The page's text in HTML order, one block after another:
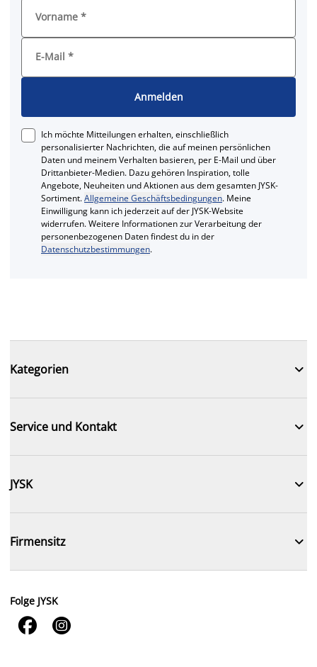
Vorname *
E-Mail *
Anmelden
Ich möchte Mitteilungen erhalten, einschließlich
personalisierter Nachrichten, die auf meinen persönlichen
Daten und meinem Verhalten basieren, per E-Mail und über
Drittanbieter-Medien. Dazu gehören Inspiration, tolle
Angebote, Neuheiten und Aktionen aus dem gesamten JYSK-
Sortiment.Allgemeine Geschäftsbedingungen. Meine
Einwilligung kann ich jederzeit auf der JYSK-Website
widerrufen. Weitere Informationen zur Verarbeitung der
personenbezogenen Daten findest du in der
Datenschutzbestimmungen.
Kategorien 
Service und Kontakt 
JYSK 
Firmensitz 
Folge JYSK
 